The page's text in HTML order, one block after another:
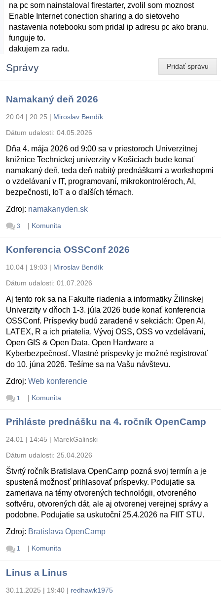
na pc som nainstaloval firestarter, zvolil som moznost
Enable Internet conection sharing a do sietoveho
nastavenia notebooku som pridal ip adresu pc ako branu.
funguje to.
dakujem za radu.
Pridať správu
Správy
Namakaný deň 2026
20.04 | 20:25 | Miroslav Bendík
Dátum udalosti: 04.05.2026
Dňa 4. mája 2026 od 9:00 sa v priestoroch Univerzitnej
knižnice Technickej univerzity v Košiciach bude konať
namakaný deň, teda deň nabitý prednáškami a workshopmi
o vzdelávaní v IT, programovaní, mikrokontroléroch, AI,
bezpečnosti, IoT a o ďalších témach.
Zdroj: namakanyden.sk
3 | Komunita
Konferencia OSSConf 2026
10.04 | 19:03 | Miroslav Bendík
Dátum udalosti: 01.07.2026
Aj tento rok sa na Fakulte riadenia a informatiky Žilinskej
Univerzity v dňoch 1-3. júla 2026 bude konať konferencia
OSSConf. Príspevky budú zaradené v sekciách: Open AI,
LATEX, R a ich priatelia, Vývoj OSS, OSS vo vzdelávaní,
Open GIS & Open Data, Open Hardware a
Kyberbezpečnosť. Vlastné príspevky je možné registrovať
do 10. júna 2026. Tešíme sa na Vašu návštevu.
Zdroj: Web konferencie
1 | Komunita
Prihláste prednášku na 4. ročník OpenCamp
24.01 | 14:45 | MarekGalinski
Dátum udalosti: 25.04.2026
Štvrtý ročník Bratislava OpenCamp pozná svoj termín a je
spustená možnosť prihlasovať príspevky. Podujatie sa
zameriava na témy otvorených technológii, otvoreného
softvéru, otvorených dát, ale aj otvorenej verejnej správy a
podobne. Podujatie sa uskutoční 25.4.2026 na FIIT STU.
Zdroj: Bratislava OpenCamp
1 | Komunita
Linus a Linus
30.11.2025 | 19:40 | redhawk1975